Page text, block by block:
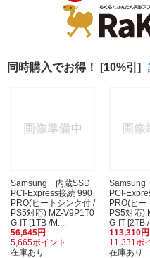
同時購入でお得！ [10%引]
Samsung 内蔵SSD
PCI-Express接続 990
PRO(ヒートシンク付 /
PS5対応) MZ-V9P1T0
G-IT [1TB /M....
56,645円
5,665ポイント
在庫あり
PCI-
PRO(ヒー
PS5対応)
G-IT [2TB /
113,310円
11,331ポ
在庫あり